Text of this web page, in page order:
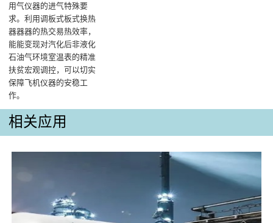
用气仪器的进气特殊要
求。利用调板式板式换热
器器器的热交易热效率，
能能变现对汽化后非液化
石油气环境室温表的精准
扶贫宏观调控，可以切实
保障飞机仪器的安稳工
作‌。
相关应用